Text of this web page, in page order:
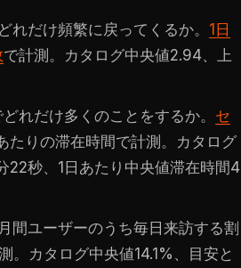
だけ頻繁に戻ってくるか。 1日
で計測。カタログ中央値2.94、上
れだけ多くのことをするか。 セ
たりの滞在時間で計測。カタログ
22秒、1日あたり中央値滞在時間4
間ユーザーのうち毎日来訪する割
。カタログ中央値14.1%、目安と